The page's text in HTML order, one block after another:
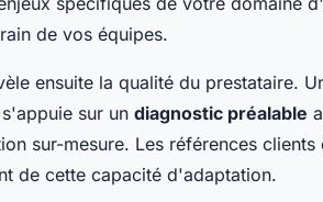
de vos équipes.
ensuite la qualité du prestataire.
sur un diagnostic préalable
sur-mesure. Les références clients
de cette capacité d'adaptation.